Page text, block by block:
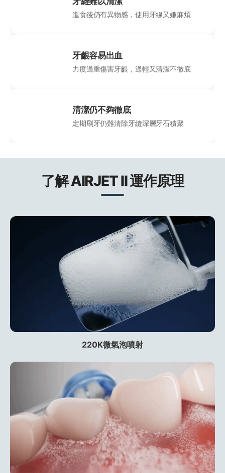
進食後仍有異物感，使用牙線又嫌麻煩
牙齦容易出血
力度過重傷害牙齦，過輕又清潔不徹底
清潔仍不夠徹底
定期刷牙仍難清除牙縫深層牙石積聚
了解 AIRJET II 運作原理
220K微氣泡噴射